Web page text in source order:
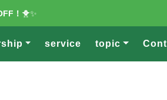
！ 🐥✨
service topic